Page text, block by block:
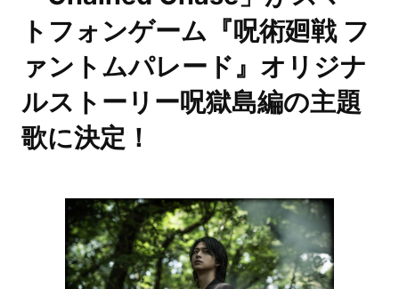
トフォンゲーム『呪術廻戦 フ
ァントムパレード』オリジナ
ルストーリー呪獄島編の主題
歌に決定！